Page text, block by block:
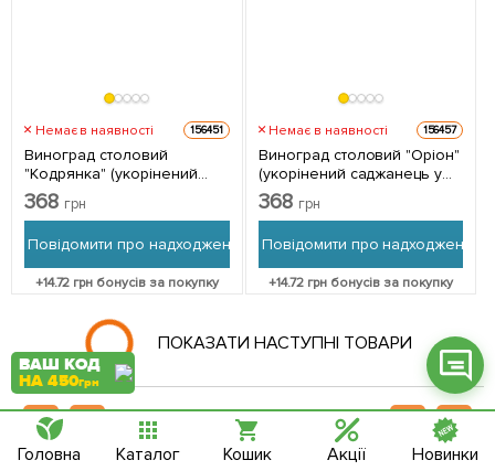
Немає в наявності 156451
Виноград столовий
"Кодрянка" (укорінений
саджанець у контейнері) 1
саджанець в упаковці
368 грн
Повідомити про надходження
+14.72 грн бонусів за покупку
Немає в наявності 156457
Виноград столовий "Оріон"
(укорінений саджанець у
контейнері) 1 саджанець в
упаковці
368 грн
Повідомити про надходження
+14.72 грн бонусів за покупку
Фейсбук
Телеграм
Онлайн чат
ВАШ КОД
НА 450грн
Головна Каталог Кошик Акції Новинки